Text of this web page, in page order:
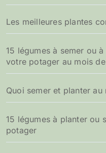
Les meilleures plantes
15 légumes à semer ou
votre potager au mois
Quoi semer et planter
15 légumes à planter ou
potager